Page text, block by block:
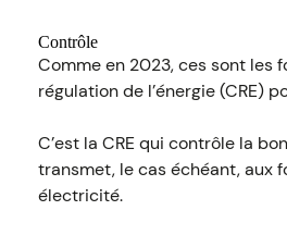
Contrôle
Comme en 2023, ces sont les
régulation de l’énergie (CRE)
C’est la CRE qui contrôle la
transmet, le cas échéant, aux
électricité.